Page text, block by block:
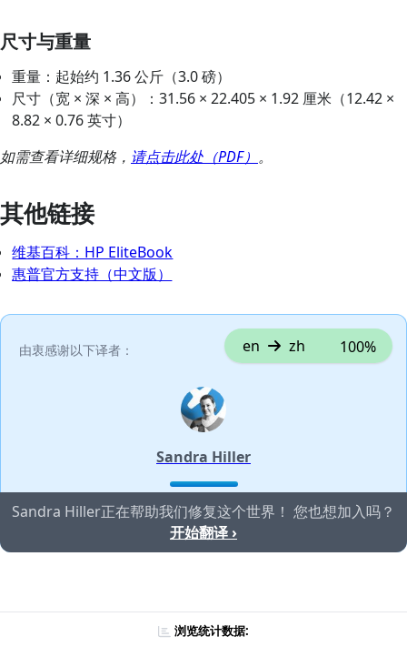
尺寸与重量
重量：起始约 1.36 公斤（3.0 磅）
尺寸（宽 × 深 × 高）：31.56 × 22.405 × 1.92 厘米（12.42 ×
8.82 × 0.76 英寸）
如需查看详细规格， 请点击此处（PDF） 。
其他链接
维基百科：HP EliteBook
惠普官方支持（中文版）
由衷感谢以下译者： en zh 100%
Sandra Hiller
Sandra Hiller正在帮助我们修复这个世界！ 您也想加入吗？
开始翻译 ›
浏览统计数据: